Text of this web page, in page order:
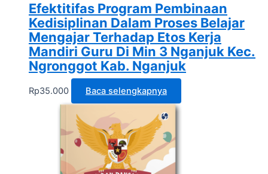
Efektitifas Program Pembinaan
Kedisiplinan Dalam Proses Belajar
Mengajar Terhadap Etos Kerja
Mandiri Guru Di Min 3 Nganjuk Kec.
Ngronggot Kab. Nganjuk
Rp35.000 Baca selengkapnya